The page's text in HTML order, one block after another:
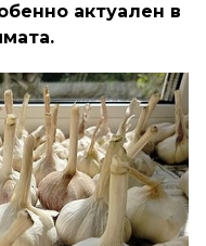
актуален в